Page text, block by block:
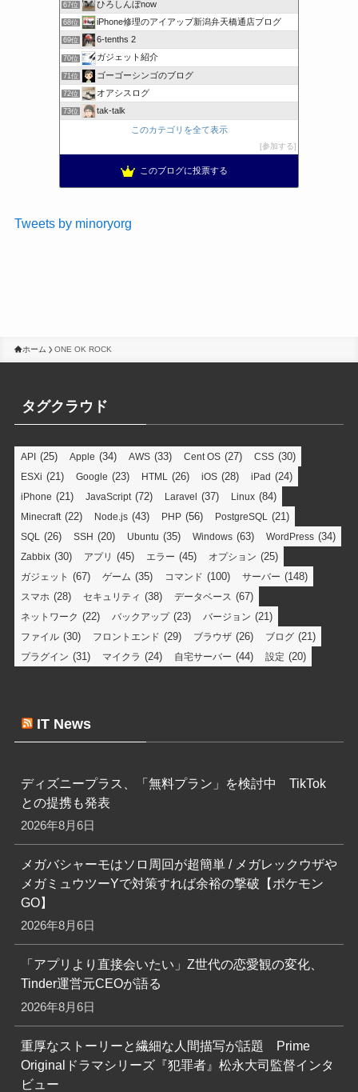
67位 ひろしんぼnow
68位 iPhone修理のアイアップ新潟弁天橋通店ブログ
69位 6-tenths 2
70位 ガジェット紹介
71位 ゴーゴーシンゴのブログ
72位 オアシスログ
73位 tak-talk
このカテゴリを全て表示
参加する
このブログに投票する
Tweets by minoryorg
ホーム ONE OK ROCK
タグクラウド
API (25) Apple (34) AWS (33) Cent OS (27) CSS (30)
ESXi (21) Google (23) HTML (26) iOS (28) iPad (24)
iPhone (21) JavaScript(72) Laravel (37) Linux (84)
Minecraft(22) Node.js (43) PHP (56) PostgreSQL (21)
SQL (26) SSH (20) Ubuntu (35) Windows (63) WordPress (34)
Zabbix (30) アプリ (45) エラー (45) オプション (25)
ガジェット (67) ゲーム (35) コマンド (100) サーバー (148)
スマホ (28) セキュリティ (38) データベース (67)
ネットワーク (22) バックアップ(23) バージョン (21)
ファイル (30) フロントエンド (29) ブラウザ (26) ブログ (21)
プラグイン (31) マイクラ (24) 自宅サーバー (44) 設定 (20)
IT News
ディズニープラス、「無料プラン」を検討中 TikTok
との提携も発表
2026年8月6日
メガバシャーモはソロ周回が超簡単 / メガレックウザや
メガミュウツーYで対策すれば余裕の撃破【ポケモン
GO】
2026年8月6日
「アプリより直接会いたい」Z世代の恋愛観の変化、
Tinder運営元CEOが語る
2026年8月6日
重厚なストーリーと繊細な人間描写が話題 Prime
Originalドラマシリーズ『犯罪者』松永大司監督インタ
ビュー